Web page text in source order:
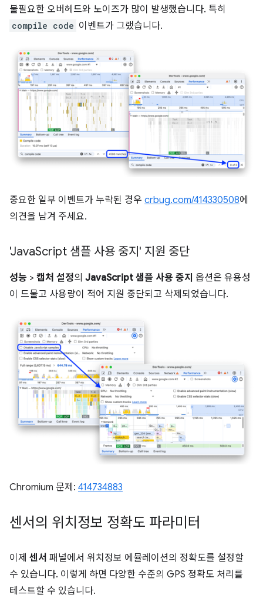
불필요한 오버헤드와 노이즈가 많이 발생했습니다. 특히
compile code 이벤트가 그랬습니다.
중요한 일부 이벤트가 누락된 경우 crbug.com/414330508에
의견을 남겨 주세요.
'JavaScript 샘플 사용 중지' 지원 중단
성능 > 캡처 설정의 JavaScript 샘플 사용 중지 옵션은 유용성
이 드물고 사용량이 적어 지원 중단되고 삭제되었습니다.
Chromium 문제: 414734883
센서의 위치정보 정확도 파라미터
이제 센서 패널에서 위치정보 에뮬레이션의 정확도를 설정할
수 있습니다. 이렇게 하면 다양한 수준의 GPS 정확도 처리를
테스트할 수 있습니다.